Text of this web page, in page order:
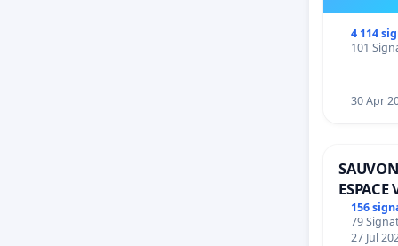
4 114
101
30 Apr
ESPACE
156
79
27 Jul